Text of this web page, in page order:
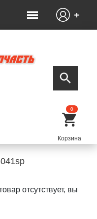
0
отсутствует, вы